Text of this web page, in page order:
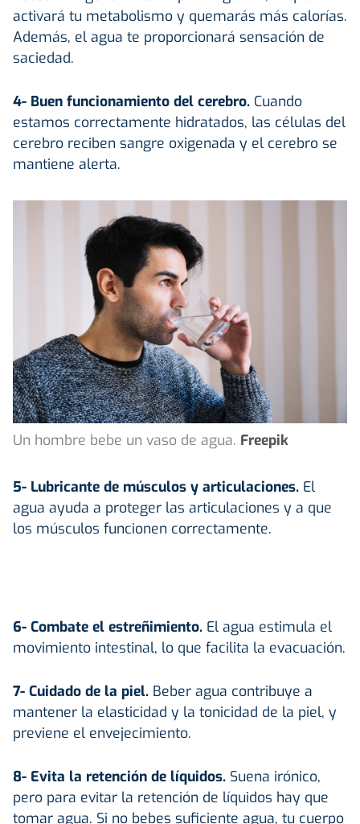
activará tu metabolismo y quemarás más calorías.
Además, el agua te proporcionará sensación de
saciedad.
4- Buen funcionamiento del cerebro. Cuando
estamos correctamente hidratados, las células del
cerebro reciben sangre oxigenada y el cerebro se
mantiene alerta.
Un hombre bebe un vaso de agua. Freepik
5- Lubricante de músculos y articulaciones. El
agua ayuda a proteger las articulaciones y a que
los músculos funcionen correctamente.
6- Combate el estreñimiento. El agua estimula el
movimiento intestinal, lo que facilita la evacuación.
7- Cuidado de la piel. Beber agua contribuye a
mantener la elasticidad y la tonicidad de la piel, y
previene el envejecimiento.
8- Evita la retención de líquidos. Suena irónico,
pero para evitar la retención de líquidos hay que
tomar agua. Si no bebes suficiente agua, tu cuerpo